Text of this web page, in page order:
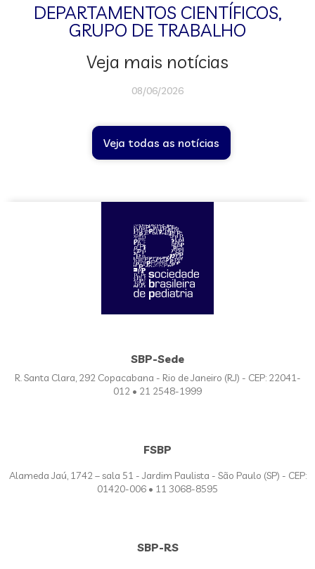
DEPARTAMENTOS CIENTÍFICOS,
GRUPO DE TRABALHO
Veja mais notícias
08/06/2026
Veja todas as notícias
SBP-Sede
R. Santa Clara, 292 Copacabana - Rio de Janeiro (RJ) - CEP: 22041-
012 • 21 2548-1999
FSBP
Alameda Jaú, 1742 – sala 51 - Jardim Paulista - São Paulo (SP) - CEP:
01420-006 • 11 3068-8595
SBP-RS